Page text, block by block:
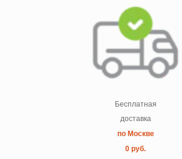
Бесплатная
доставка
по Москве
0 руб.